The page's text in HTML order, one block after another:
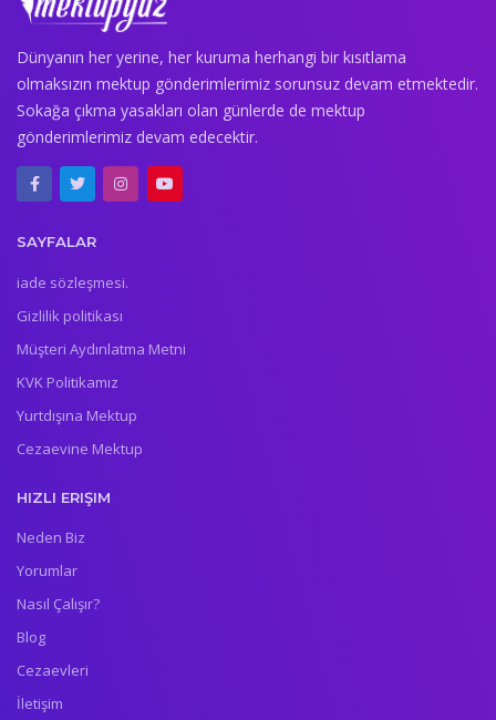
Dünyanın her yerine, her kuruma herhangi bir kısıtlama
olmaksızın mektup gönderimlerimiz sorunsuz devam etmektedir.
Sokağa çıkma yasakları olan günlerde de mektup
gönderimlerimiz devam edecektir.
SAYFALAR
iade sözleşmesi.
Gizlilik politikası
Müşteri Aydınlatma Metni
KVK Politikamız
Yurtdışına Mektup
Cezaevine Mektup
HIZLI ERIŞIM
Neden Biz
Yorumlar
Nasıl Çalışır?
Blog
Cezaevleri
İletişim